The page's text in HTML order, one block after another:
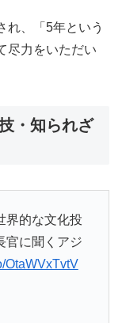
れ、「5年という
尽力をいただい
・知られざ
界的な文化投
に聞くアジ
OtaWVxTvtV